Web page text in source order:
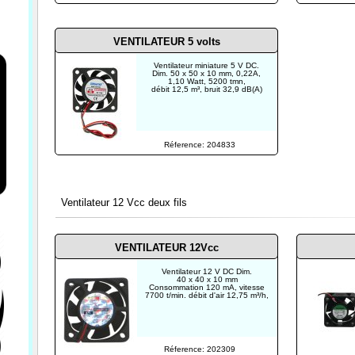
Réference: 202309
Ventilateur 12 V DC Dim.
40 x 40 x 10 mm
Consommation 120 mA, vitesse
7700 t/min. débit d'air 12,75 m³/h,
VENTILATEUR 12Vcc
Ventilateur miniature 5 V DC.
Dim. 50 x 50 x 10 mm, 0,22A,
1,10 Watt, 5200 tmn,
débit 12,5 m³, bruit 32,9 dB(A)
Réference: 204833
VENTILATEUR 5 volts
Ventilateur 12 Vcc deux fils